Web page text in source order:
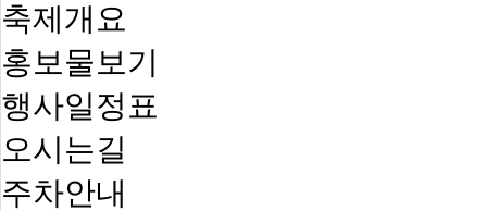
축제개요
홍보물보기
행사일정표
오시는길
주차안내